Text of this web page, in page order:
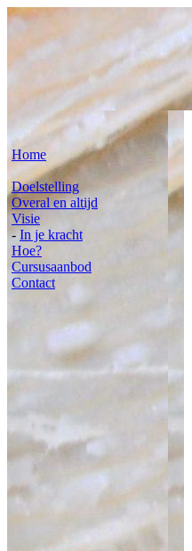
Home
Doelstelling
Overal en altijd
Visie
-In je kracht
Hoe?
Cursusaanbod
Contact